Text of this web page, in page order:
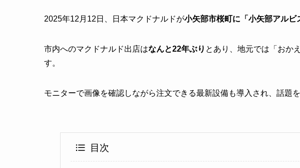
2025年12月12日、日本マクドナルドが小矢部市桜町に「小矢部アルビ
市内へのマクドナルド出店はなんと22年ぶり とあり、地元では「おか
す。
モニターで画像を確認しながら注文できる最新設備も導入され、話題を
目次